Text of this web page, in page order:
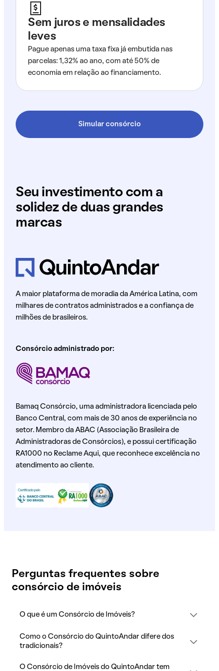
Sem juros e mensalidades
leves
Pague apenas uma taxa fixa já embutida nas
parcelas: 1,32% ao ano, com até 50% de
economia em relação ao financiamento.
Simular consórcio
Seu investimento com a
solidez de duas grandes
marcas
A maior plataforma de moradia da América Latina, com
milhares de contratos administrados e a confiança de
milhões de brasileiros.
Consórcio administrado por:
Bamaq Consórcio, uma administradora licenciada pelo
Banco Central, com mais de 30 anos de experiência no
setor. Membro da ABAC (Associação Brasileira de
Administradoras de Consórcios), e possui certificação
RA1000 no Reclame Aqui, que reconhece excelência no
atendimento ao cliente.
Perguntas frequentes sobre
consórcio de imóveis
O que é um Consórcio de Imóveis?
Como o Consórcio do QuintoAndar difere dos
tradicionais?
O Consórcio de Imóveis do QuintoAndar tem